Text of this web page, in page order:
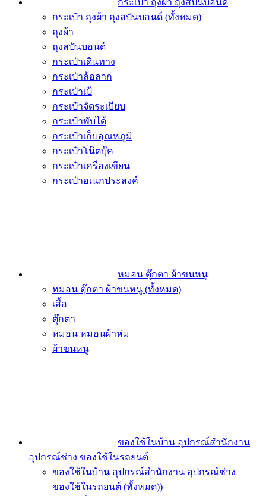
กระเป๋า ถุงผ้า ถุงสปันบอนด์
กระเป๋า ถุงผ้า ถุงสปันบอนด์ (ทั้งหมด)
ถุงผ้า
ถุงสปันบอนด์
กระเป๋าเดินทาง
กระเป๋าล้อลาก
กระเป๋าเป้
กระเป๋าจัดระเบียบ
กระเป๋าพับได้
กระเป๋าเก็บอุณหภูมิ
กระเป๋าโน๊ตบุ๊ค
กระเป๋าเครื่องเขียน
กระเป๋าอเนกประสงค์
หมอน ตุ๊กตา ผ้าขนหนู
หมอน ตุ๊กตา ผ้าขนหนู (ทั้งหมด)
เสื้อ
ตุ๊กตา
หมอน หมอนผ้าห่ม
ผ้าขนหนู
ของใช้ในบ้าน อุปกรณ์สำนักงาน
อุปกรณ์ช่าง ของใช้ในรถยนต์
ของใช้ในบ้าน อุปกรณ์สำนักงาน อุปกรณ์ช่าง
ของใช้ในรถยนต์ (ทั้งหมด))